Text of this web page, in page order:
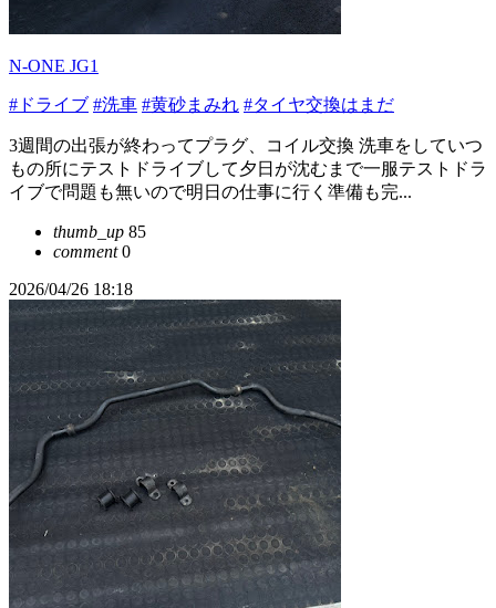
N-ONE JG1
#ドライブ #洗車 #黄砂まみれ #タイヤ交換はまだ
3週間の出張が終わってプラグ、コイル交換 洗車をしていつ
もの所にテストドライブして夕日が沈むまで一服テストドラ
イブで問題も無いので明日の仕事に行く準備も完...
thumb_up 85
comment0
2026/04/26 18:18